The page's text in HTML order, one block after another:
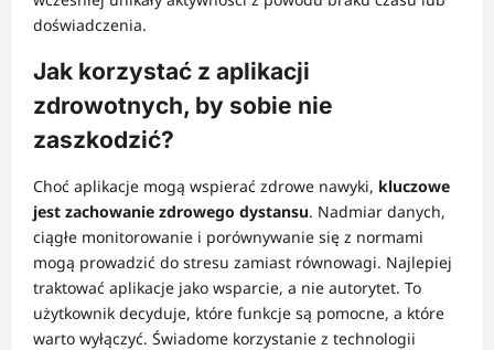
doświadczenia.
Jak korzystać z aplikacji
zdrowotnych, by sobie nie
zaszkodzić?
Choć aplikacje mogą wspierać zdrowe nawyki, kluczowe
jest zachowanie zdrowego dystansu. Nadmiar danych,
ciągłe monitorowanie i porównywanie się z normami
mogą prowadzić do stresu zamiast równowagi. Najlepiej
traktować aplikacje jako wsparcie, a nie autorytet. To
użytkownik decyduje, które funkcje są pomocne, a które
warto wyłączyć. Świadome korzystanie z technologii